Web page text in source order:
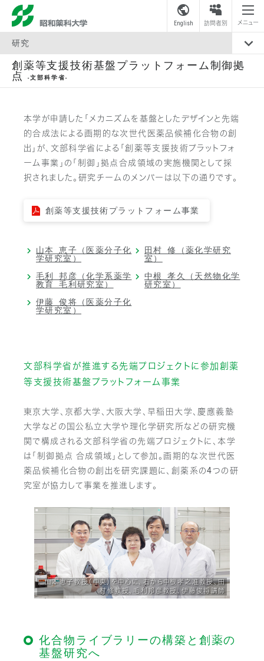
English 訪問者別 メニュー
創薬等支援技術基盤プラットフォーム制御拠
点
-文部科学省-
本学が申請した「メカニズムを基盤としたデザインと先端
的合成法による画期的な次世代医薬品候補化合物の創
出」が、文部科学省による「創薬等支援技術プラットフォ
ーム事業」の「制御」拠点合成領域の実施機関として採
択されました。研究チームのメンバーは以下の通りです。
創薬等支援技術プラットフォーム事業
山本 恵子（医薬分子化
学研究室）
田村 修（薬化学研究
室）
毛利 邦彦（化学系薬学
教育 毛利研究室）
中根 孝久（天然物化学
研究室）
伊藤 俊将（医薬分子化
学研究室）
文部科学省が推進する先端プロジェクトに参加創薬
等支援技術基盤プラットフォーム事業
東京大学、京都大学、大阪大学、早稲田大学、慶應義塾
大学などの国公私立大学や理化学研究所などの研究機
関で構成される文部科学省の先端プロジェクトに、本学
は「制御拠点 合成領域」として参加。画期的な次世代医
薬品候補化合物の創出を研究課題に、創薬系の4つの研
究室が協力して事業を推進します。
山本恵子教授（中央）を中心に、右から中根孝之准教授、田
村修教授、毛利邦彦教授、伊藤俊将講師
化合物ライブラリーの構築と創薬の
基盤研究へ
研究